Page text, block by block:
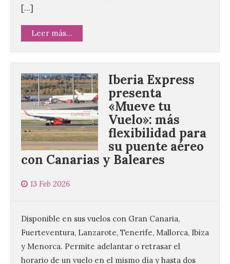
[…]
Leer más...
Iberia Express
presenta
«Mueve tu
Vuelo»: más
flexibilidad para
su puente aéreo
con Canarias y Baleares
13 Feb 2026
Disponible en sus vuelos con Gran Canaria,
Fuerteventura, Lanzarote, Tenerife, Mallorca, Ibiza
y Menorca. Permite adelantar o retrasar el
horario de un vuelo en el mismo día y hasta dos